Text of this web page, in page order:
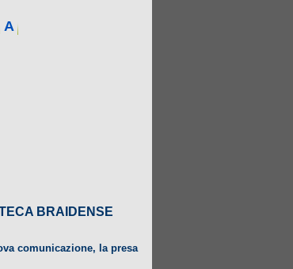
A
BRAIDENSE
comunicazione, la presa